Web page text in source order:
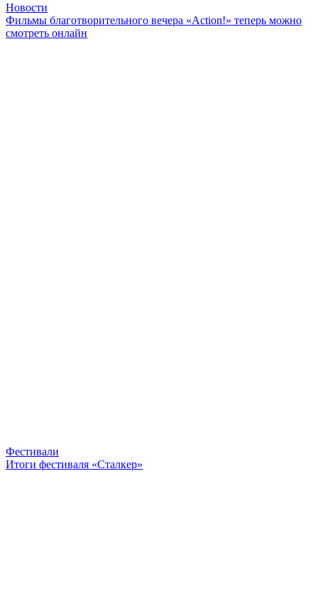
Новости
Фильмы благотворительного вечера «Action!» теперь можно
смотреть онлайн
Фестивали
Итоги фестиваля «Сталкер»